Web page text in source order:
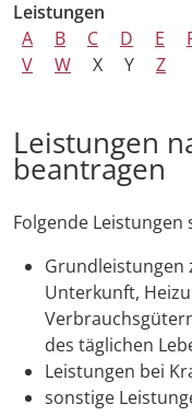
Leistungen
A
B C D E
V
W X Y Z
Leistungen
beantragen
Folgende Leistungen
Grundleistungen
Unterkunft,
des täglichen
Leistungen bei
sonstige